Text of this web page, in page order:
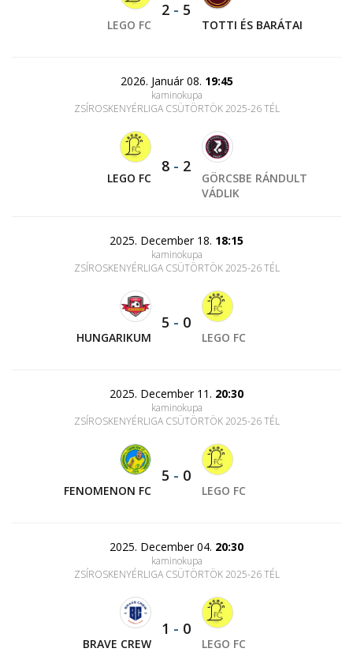
LEGO FC
2 - 5
TOTTI ÉS BARÁTAI
2026. Január 08. 19:45
kaminokupa
ZSÍROSKENYÉRLIGA CSÜTÖRTÖK 2025-26 TÉL
LEGO FC
8 - 2
GÖRCSBE RÁNDULT
VÁDLIK
2025. December 18. 18:15
kaminokupa
ZSÍROSKENYÉRLIGA CSÜTÖRTÖK 2025-26 TÉL
HUNGARIKUM
5 - 0
LEGO FC
2025. December 11. 20:30
kaminokupa
ZSÍROSKENYÉRLIGA CSÜTÖRTÖK 2025-26 TÉL
FENOMENON FC
5 - 0
LEGO FC
2025. December 04. 20:30
kaminokupa
ZSÍROSKENYÉRLIGA CSÜTÖRTÖK 2025-26 TÉL
BRAVE CREW
1 - 0
LEGO FC